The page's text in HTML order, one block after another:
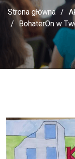
Strona główna
BohaterOn w